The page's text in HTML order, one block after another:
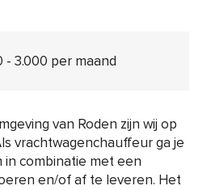
- 3.000 per maand
van Roden zijn wij op
vrachtwagenchauffeur ga je
combinatie met een
en/of af te leveren. Het